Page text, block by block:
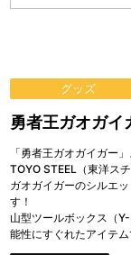
グッズ
勇者王ガオガイ
「勇者王ガオガイガー
TOYO STEEL（東洋ス
ガオガイガーのシルエ
す！
山型ツールボックス（
能性にすぐれたアイテム